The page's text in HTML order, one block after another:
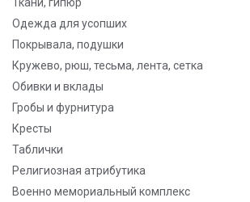
Ткани, гипюр
Одежда для усопших
Покрывала, подушки
Кружево, рюш, тесьма, лента, сетка
Обивки и вклады
Гробы и фурнитура
Кресты
Таблички
Религиозная атрибутика
Военно мемориальный комплекс